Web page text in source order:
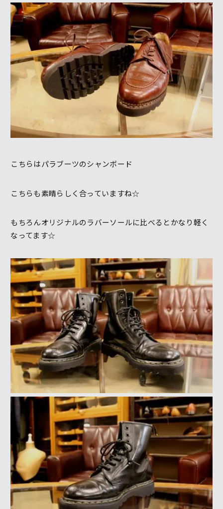
こちらはパラブーツのシャンボード
こちらも素晴らしく合っていますね☆
もちろんオリジナルのラバーソールに比べるとかなり軽く
なってます☆